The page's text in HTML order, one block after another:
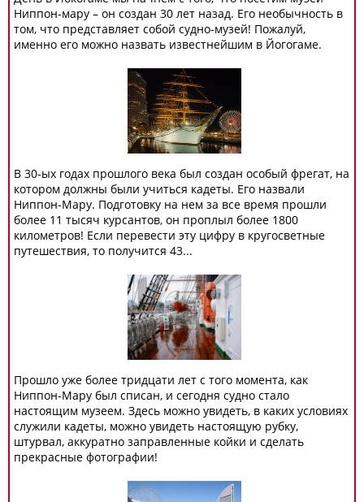
Ниппон-мару – он создан 30 лет назад. Его необычность в
том, что представляет собой судно-музей! Пожалуй,
именно его можно назвать известнейшим в Йогогаме.
В 30-ых годах прошлого века был создан особый фрегат, на
котором должны были учиться кадеты. Его назвали
Ниппон-Мару. Подготовку на нем за все время прошли
более 11 тысяч курсантов, он проплыл более 1800
километров! Если перевести эту цифру в кругосветные
путешествия, то получится 43...
Прошло уже более тридцати лет с того момента, как
Ниппон-Мару был списан, и сегодня судно стало
настоящим музеем. Здесь можно увидеть, в каких условиях
служили кадеты, можно увидеть настоящую рубку,
штурвал, аккуратно заправленные койки и сделать
прекрасные фотографии!